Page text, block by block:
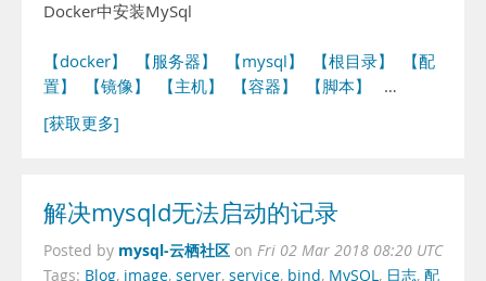
Docker中安装MySql
【docker】 【服务器】 【mysql】 【根目录】
【配
置】
【镜像】 【主机】 【容器】 【脚本】
…
[获取更多]
解决mysqld无法启动的记录
Posted by mysql-云栖社区 on Fri 02 Mar 2018 08:20 UTC
Tags: Blog, image, server, service, bind, MySQL, 日志, 配